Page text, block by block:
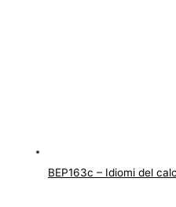
BEP163c – Idiomi del